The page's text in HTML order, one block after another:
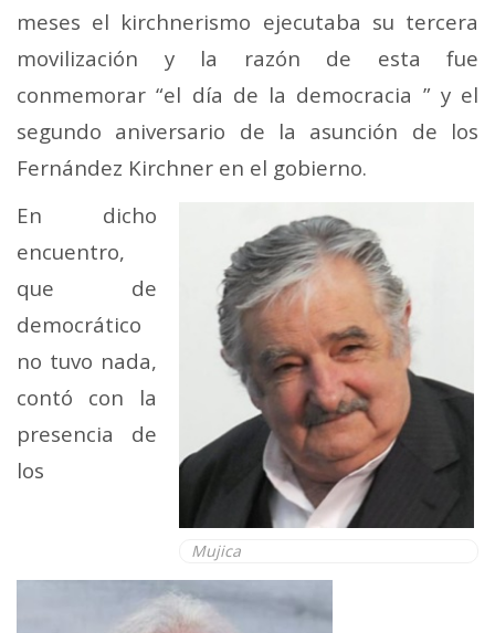
meses el kirchnerismo ejecutaba su tercera
movilización y la razón de esta fue
conmemorar “el día de la democracia ” y el
segundo aniversario de la asunción de los
Fernández Kirchner en el gobierno.
Mujica
En dicho
encuentro,
que de
democrático
no tuvo nada,
contó con la
presencia de
los